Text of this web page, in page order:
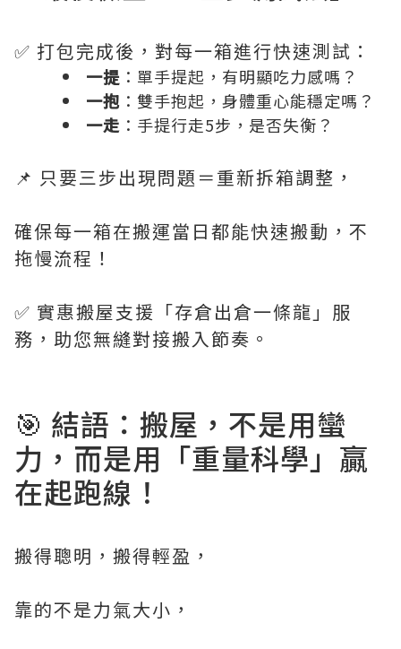
✅ 打包完成後，對每一箱進行快速測試：
一提 ：單手提起，有明顯吃力感嗎？
一抱 ：雙手抱起，身體重心能穩定嗎？
一走 ：手提行走5步，是否失衡？
📌 只要三步出現問題＝重新拆箱調整，
確保每一箱在搬運當日都能快速搬動，不
拖慢流程！
✅ 實惠搬屋支援「存倉出倉一條龍」服
務，助您無縫對接搬入節奏。
🎯 結語：搬屋，不是用蠻
力，而是用「重量科學」贏
在起跑線！
搬得聰明，搬得輕盈，
靠的不是力氣大小，